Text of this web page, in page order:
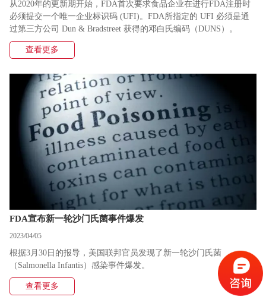
从2020年的更新期开始，FDA首次要求食品企业在进行FDA注册时
必须提交一个唯一企业标识码 (UFI)。FDA所指定的 UFI 必须是通
过第三方公司 Dun & Bradstreet 获得的邓白氏编码（DUNS）。
查看更多
FDA宣布新一轮沙门氏菌事件爆发
2023/04/05
根据3月30日的报导，美国联邦官员发现了新一轮沙门氏菌
（Salmonella Infantis）感染事件爆发。
查看更多